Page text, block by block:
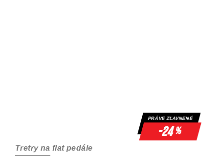
PRÁVE ZĽAVNENÉ
-24%
Tretry na flat pedále